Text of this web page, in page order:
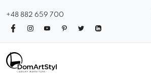
+48 882 659 700